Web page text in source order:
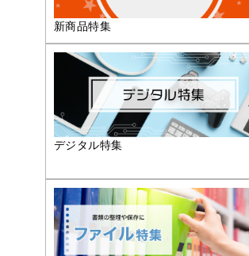
新商品特集
デジタル特集